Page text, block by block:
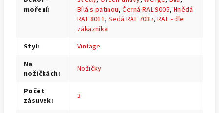
moření:
Bílá s patinou,Černá RAL 9005, Hnědá
RAL 8011,Šedá RAL 7037,RAL - dle
zákazníka
Styl:
Vintage
Na
nožičkách: Nožičky
Počet
zásuvek: 3